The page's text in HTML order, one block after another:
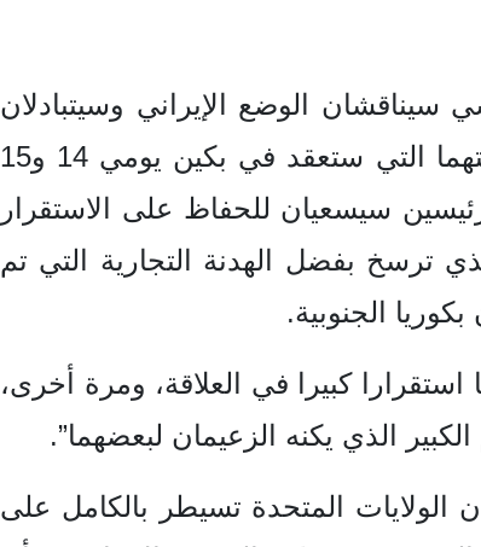
الوضع الإيراني وسيتبادلان
الآراء حول ذلك شخصيا خلال قمتهما التي ستعقد في بكين يومي 14 و15
سيسعيان للحفاظ على الاستقرار
ترسخ بفضل الهدنة التجارية التي تم
الجنوبية.
⁠استقرارا كبيرا في العلاقة، ومرة أخرى،
الذي يكنه الزعيمان لبعضهما”.
المتحدة تسيطر بالكامل على